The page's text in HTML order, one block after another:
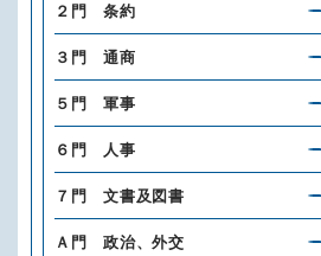
２門 条約
３門 通商
５門 軍事
６門 人事
７門 文書及図書
Ａ門 政治、外交